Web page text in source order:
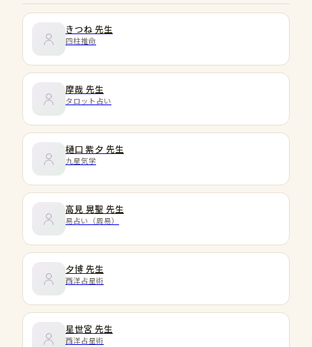
きつね 先生
四柱推命
摩哉 先生
タロット占い
樋口 紫夕 先生
九星気学
高見 晃聖 先生
易占い（周易）
夕博 先生
西洋占星術
星世宮 先生
西洋占星術